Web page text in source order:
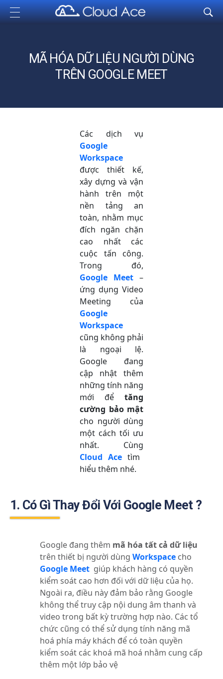
Cloud Ace
Nhà cung cấp giải pháp trên GCP cho doanh nghiệp
MÃ HÓA DỮ LIỆU NGƯỜI DÙNG
TRÊN GOOGLE MEET
Các dịch vụ
Google
Workspace
được thiết kế,
xây dựng và vận
hành trên một
nền tảng an
toàn, nhằm mục
đích ngăn chặn
cao nhất các
cuộc tấn công.
Trong đó,
Google Meet –
ứng dụng Video
Meeting của
Google
Workspace
cũng không phải
là ngoại lệ.
Google đang
cập nhật thêm
những tính năng
mới để tăng
cường bảo mật
cho người dùng
một cách tối ưu
nhất. Cùng
Cloud Ace tìm
hiểu thêm nhé.
1. Có Gì Thay Đổi Với Google Meet ?
Google đang thêm mã hóa tất cả dữ liệu
trên thiết bị người dùngWorkspace cho
Google Meet giúp khách hàng có quyền
kiểm soát cao hơn đối với dữ liệu của họ.
Ngoài ra, điều này đảm bảo rằng Google
không thể truy cập nội dung âm thanh và
video trong bất kỳ trường hợp nào. Các tổ
chức cũng có thể sử dụng tính năng mã
hoá phía máy khách để có toàn quyền
kiểm soát các khoá mã hoá nhằm cung cấp
thêm một lớp bảo vệ